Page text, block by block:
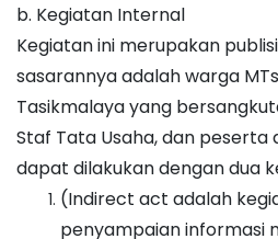
b. Kegiatan Internal
Kegiatan ini merupakan
sasarannya adalah warga
Tasikmalaya yang
Staf Tata Usaha, dan peserta
dapat dilakukan dengan dua
(Indirect act adalah
penyampaian informasi